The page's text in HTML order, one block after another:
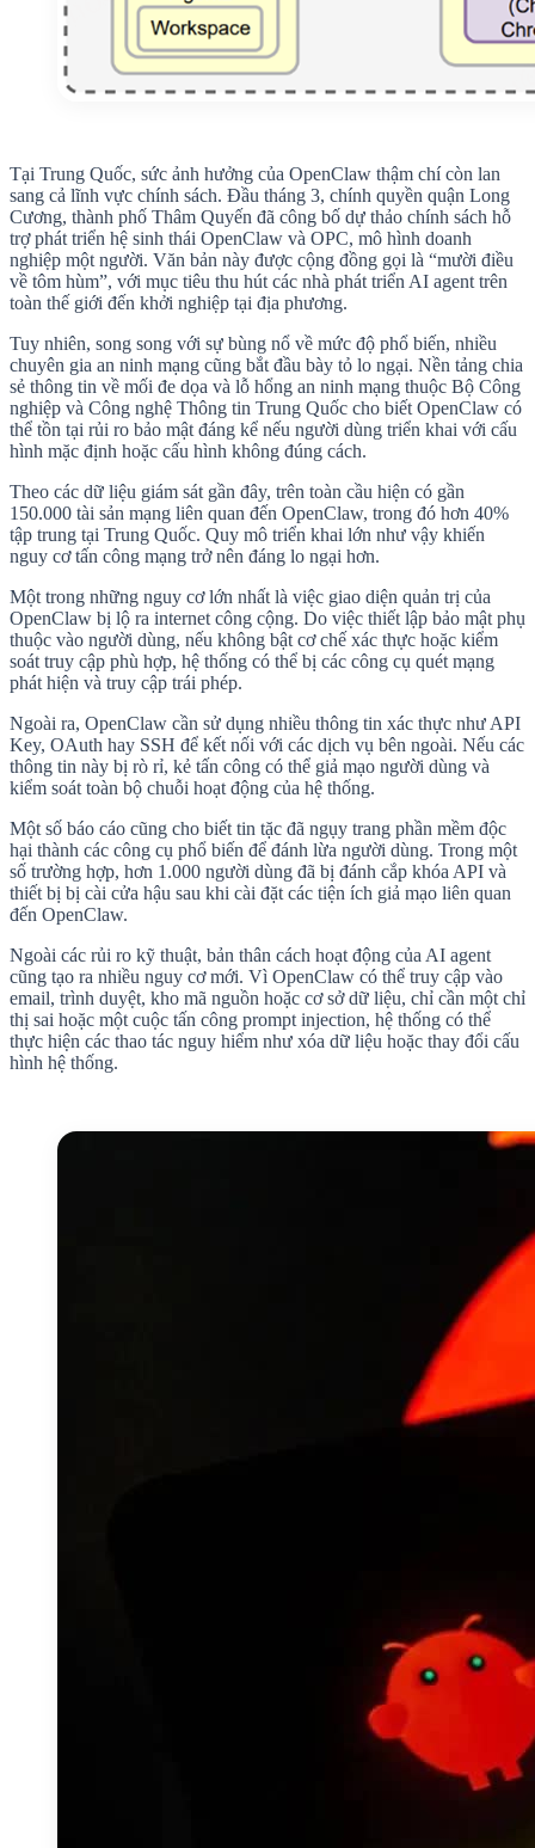
Tại Trung Quốc, sức ảnh hưởng của OpenClaw thậm chí còn lan
sang cả lĩnh vực chính sách. Đầu tháng 3, chính quyền quận Long
Cương, thành phố Thâm Quyến đã công bố dự thảo chính sách hỗ
trợ phát triển hệ sinh thái OpenClaw và OPC, mô hình doanh
nghiệp một người. Văn bản này được cộng đồng gọi là “mười điều
về tôm hùm”, với mục tiêu thu hút các nhà phát triển AI agent trên
toàn thế giới đến khởi nghiệp tại địa phương.
Tuy nhiên, song song với sự bùng nổ về mức độ phổ biến, nhiều
chuyên gia an ninh mạng cũng bắt đầu bày tỏ lo ngại. Nền tảng chia
sẻ thông tin về mối đe dọa và lỗ hổng an ninh mạng thuộc Bộ Công
nghiệp và Công nghệ Thông tin Trung Quốc cho biết OpenClaw có
thể tồn tại rủi ro bảo mật đáng kể nếu người dùng triển khai với cấu
hình mặc định hoặc cấu hình không đúng cách.
Theo các dữ liệu giám sát gần đây, trên toàn cầu hiện có gần
150.000 tài sản mạng liên quan đến OpenClaw, trong đó hơn 40%
tập trung tại Trung Quốc. Quy mô triển khai lớn như vậy khiến
nguy cơ tấn công mạng trở nên đáng lo ngại hơn.
Một trong những nguy cơ lớn nhất là việc giao diện quản trị của
OpenClaw bị lộ ra internet công cộng. Do việc thiết lập bảo mật phụ
thuộc vào người dùng, nếu không bật cơ chế xác thực hoặc kiểm
soát truy cập phù hợp, hệ thống có thể bị các công cụ quét mạng
phát hiện và truy cập trái phép.
Ngoài ra, OpenClaw cần sử dụng nhiều thông tin xác thực như API
Key, OAuth hay SSH để kết nối với các dịch vụ bên ngoài. Nếu các
thông tin này bị rò rỉ, kẻ tấn công có thể giả mạo người dùng và
kiểm soát toàn bộ chuỗi hoạt động của hệ thống.
Một số báo cáo cũng cho biết tin tặc đã ngụy trang phần mềm độc
hại thành các công cụ phổ biến để đánh lừa người dùng. Trong một
số trường hợp, hơn 1.000 người dùng đã bị đánh cắp khóa API và
thiết bị bị cài cửa hậu sau khi cài đặt các tiện ích giả mạo liên quan
đến OpenClaw.
Ngoài các rủi ro kỹ thuật, bản thân cách hoạt động của AI agent
cũng tạo ra nhiều nguy cơ mới. Vì OpenClaw có thể truy cập vào
email, trình duyệt, kho mã nguồn hoặc cơ sở dữ liệu, chỉ cần một chỉ
thị sai hoặc một cuộc tấn công prompt injection, hệ thống có thể
thực hiện các thao tác nguy hiểm như xóa dữ liệu hoặc thay đổi cấu
hình hệ thống.